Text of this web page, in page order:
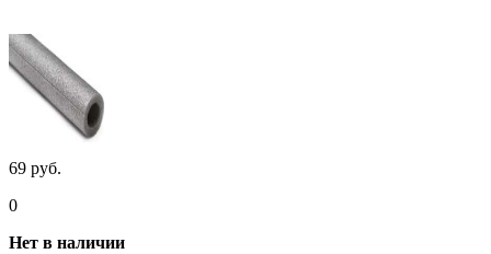
69 руб.
0
Нет в наличии